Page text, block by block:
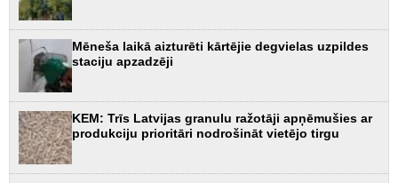
Mēneša laikā aizturēti kārtējie degvielas uzpildes
staciju apzadzēji
KEM: Trīs Latvijas granulu ražotāji apņēmušies ar
produkciju prioritāri nodrošināt vietējo tirgu